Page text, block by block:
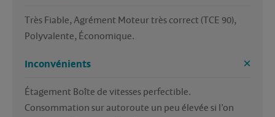
Très Fiable, Agrément Moteur très correct (TCE 90),
Polyvalente, Économique.
Inconvénients
Étagement Boîte de vitesses perfectible.
Consommation sur autoroute un peu élevée si l’on